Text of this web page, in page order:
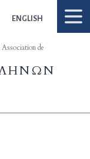
ENGLISH
de